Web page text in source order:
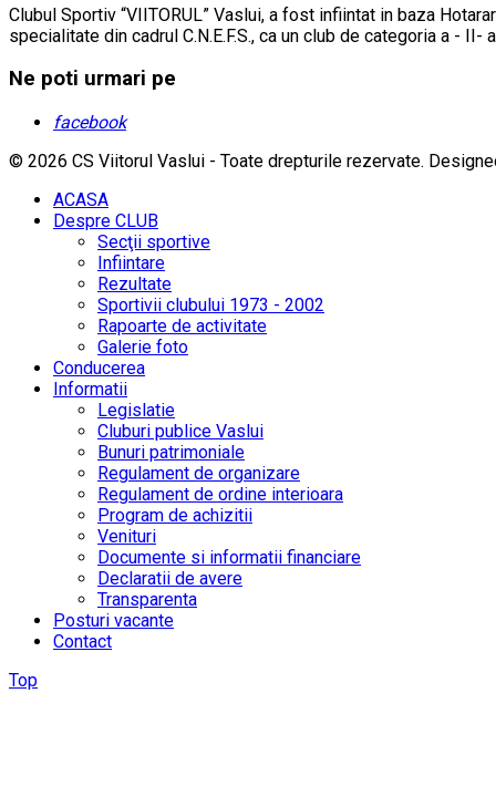
Clubul Sportiv “VIITORUL” Vaslui, a fost infiintat in baza
specialitate din cadrul C.N.E.F.S., ca un club de categoria a -
Ne poti urmari pe
facebook
© 2026 CS Viitorul Vaslui - Toate drepturile rezervate.
ACASA
Despre CLUB
Secţii sportive
Infiintare
Rezultate
Sportivii clubului 1973 - 2002
Rapoarte de activitate
Galerie foto
Conducerea
Informatii
Legislatie
Cluburi publice Vaslui
Bunuri patrimoniale
Regulament de organizare
Regulament de ordine interioara
Program de achizitii
Venituri
Documente si informatii financiare
Declaratii de avere
Transparenta
Posturi vacante
Contact
Top